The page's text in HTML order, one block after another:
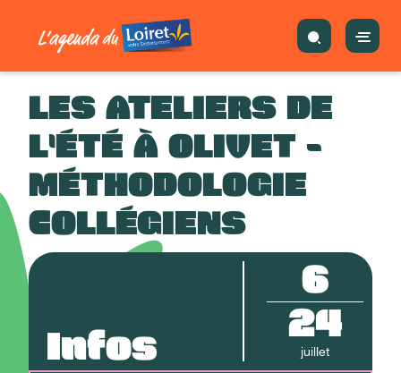
LES ATELIERS DE
L'ÉTÉ À OLIVET -
MÉTHODOLOGIE
COLLÉGIENS
Infos
6
24
juillet